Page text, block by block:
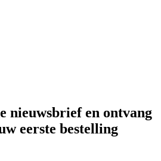
nieuwsbrief en ontvang
eerste bestelling